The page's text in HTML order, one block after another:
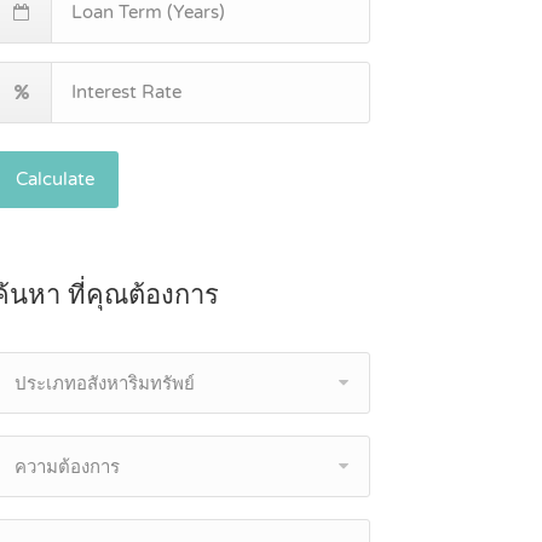
Calculate
นหา ที่คุณต้องการ
ประเภทอสังหาริมทรัพย์
ความต้องการ